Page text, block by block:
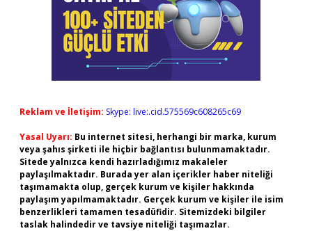
Reklam ve İletişim: Skype: live:.cid.575569c608265c69
Yasal Uyarı: Bu internet sitesi, herhangi bir marka, kurum
veya şahıs şirketi ile hiçbir bağlantısı bulunmamaktadır.
Sitede yalnızca kendi hazırladığımız makaleler
paylaşılmaktadır. Burada yer alan içerikler haber niteliği
taşımamakta olup, gerçek kurum ve kişiler hakkında
paylaşım yapılmamaktadır. Gerçek kurum ve kişiler ile isim
benzerlikleri tamamen tesadüfidir. Sitemizdeki bilgiler
taslak halindedir ve tavsiye niteliği taşımazlar.